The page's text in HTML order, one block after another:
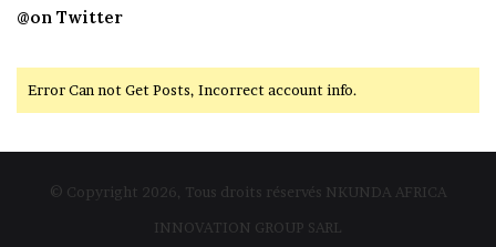
@on Twitter
Error Can not Get Posts, Incorrect account info.
© Copyright 2026, Tous droits réservés NKUNDA AFRICA
INNOVATION GROUP SARL